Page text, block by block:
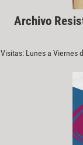
Archivo
Visitas: Lunes a Viernes